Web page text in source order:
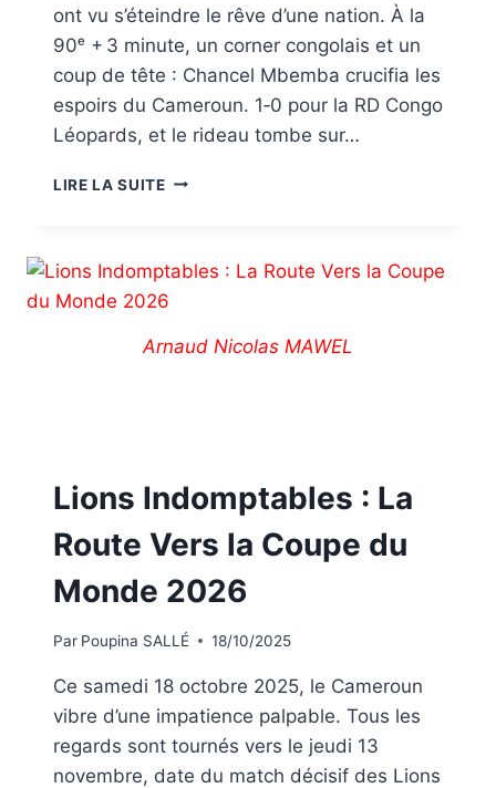
ont vu s’éteindre le rêve d’une nation. À la
90ᵉ + 3 minute, un corner congolais et un
coup de tête : Chancel Mbemba crucifia les
espoirs du Cameroun. 1‑0 pour la RD Congo
Léopards, et le rideau tombe sur…
LIRE LA SUITE
Arnaud Nicolas MAWEL
Lions Indomptables : La
Route Vers la Coupe du
Monde 2026
Par Poupina SALLÉ 18/10/2025
Ce samedi 18 octobre 2025, le Cameroun
vibre d’une impatience palpable. Tous les
regards sont tournés vers le jeudi 13
novembre, date du match décisif des Lions